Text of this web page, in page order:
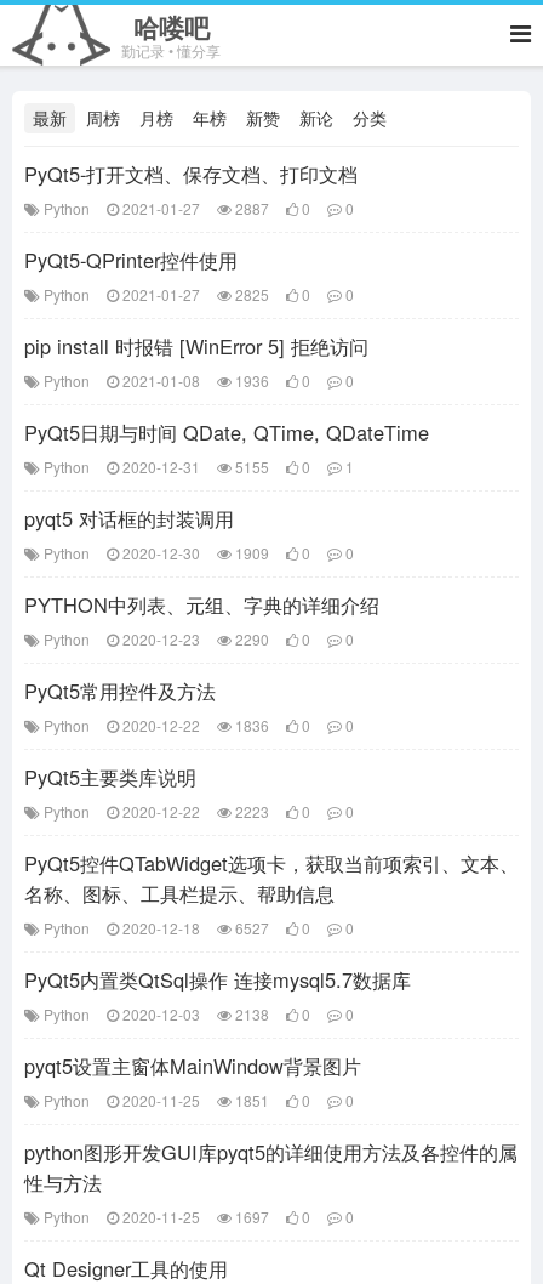
哈喽吧
勤记录 • 懂分享
最新 周榜 月榜 年榜 新赞 新论 分类
PyQt5-打开文档、保存文档、打印文档
Python 2021-01-27 2887 0 0
PyQt5-QPrinter控件使用
Python 2021-01-27 2825 0 0
pip install 时报错 [WinError 5] 拒绝访问
Python 2021-01-08 1936 0 0
PyQt5日期与时间 QDate, QTime, QDateTime
Python 2020-12-31 5155 0 1
pyqt5 对话框的封装调用
Python 2020-12-30 1909 0 0
PYTHON中列表、元组、字典的详细介绍
Python 2020-12-23 2290 0 0
PyQt5常用控件及方法
Python 2020-12-22 1836 0 0
PyQt5主要类库说明
Python 2020-12-22 2223 0 0
PyQt5控件QTabWidget选项卡，获取当前项索引、文本、
名称、图标、工具栏提示、帮助信息
Python 2020-12-18 6527 0 0
PyQt5内置类QtSql操作 连接mysql5.7数据库
Python 2020-12-03 2138 0 0
pyqt5设置主窗体MainWindow背景图片
Python 2020-11-25 1851 0 0
python图形开发GUI库pyqt5的详细使用方法及各控件的属
性与方法
Python 2020-11-25 1697 0 0
Qt Designer工具的使用